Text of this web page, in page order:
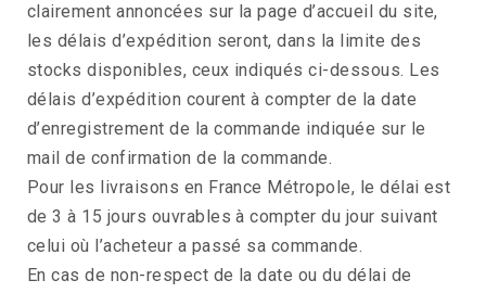
clairement annoncées sur la page d’accueil du site,
les délais d’expédition seront, dans la limite des
stocks disponibles, ceux indiqués ci-dessous. Les
délais d’expédition courent à compter de la date
d’enregistrement de la commande indiquée sur le
mail de confirmation de la commande.
Pour les livraisons en France Métropole, le délai est
de 3 à 15 jours ouvrables à compter du jour suivant
celui où l’acheteur a passé sa commande.
En cas de non-respect de la date ou du délai de